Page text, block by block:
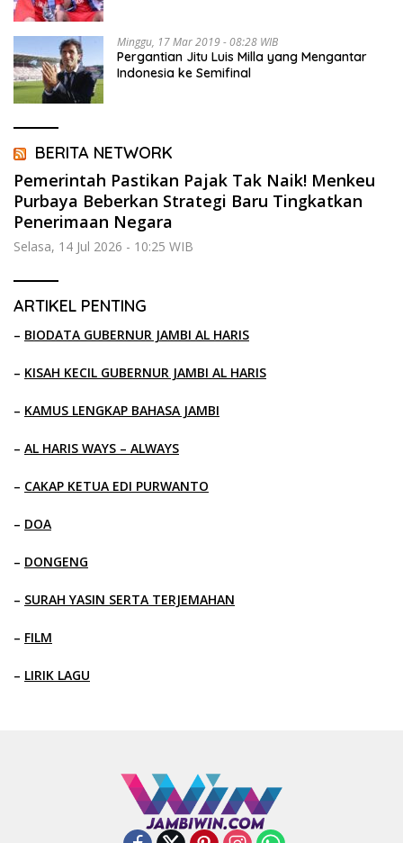
Minggu, 17 Mar 2019 - 08:28 WIB
Pergantian Jitu Luis Milla yang Mengantar
Indonesia ke Semifinal
BERITA NETWORK
Pemerintah Pastikan Pajak Tak Naik! Menkeu
Purbaya Beberkan Strategi Baru Tingkatkan
Penerimaan Negara
Selasa, 14 Jul 2026 - 10:25 WIB
ARTIKEL PENTING
– BIODATA GUBERNUR JAMBI AL HARIS
– KISAH KECIL GUBERNUR JAMBI AL HARIS
– KAMUS LENGKAP BAHASA JAMBI
– AL HARIS WAYS – ALWAYS
– CAKAP KETUA EDI PURWANTO
– DOA
– DONGENG
– SURAH YASIN SERTA TERJEMAHAN
– FILM
– LIRIK LAGU